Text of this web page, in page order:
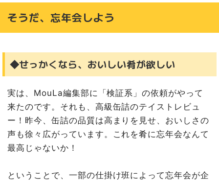
高級缶詰に触れる機会がない？それは今！
◆余談：お酒との相性編
そうだ、忘年会しよう
◆せっかくなら、おいしい肴が欲しい
実は、MouLa編集部に「検証系」の依頼がやって
来たのです。それも、高級缶詰のテイストレビュ
ー！昨今、缶詰の品質は高まりを見せ、おいしさの
声も徐々広がっています。これを肴に忘年会なんて
最高じゃないか！
ということで、一部の仕掛け班によって忘年会が企